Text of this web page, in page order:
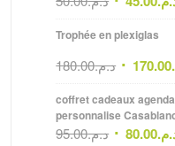
Trophée en plexiglas
د.م.180.00 170.00
coffret cadeaux agenda
personnalise
د.م.95.00 80.00